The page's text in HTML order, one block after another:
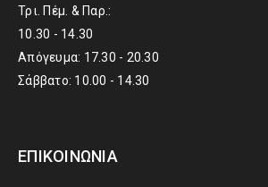
Τρι. Πέμ. & Παρ.:
10.30 - 14.30
Απόγευμα: 17.30 - 20.30
Σάββατο: 10.00 - 14.30
ΕΠΙΚΟΙΝΩΝΊΑ